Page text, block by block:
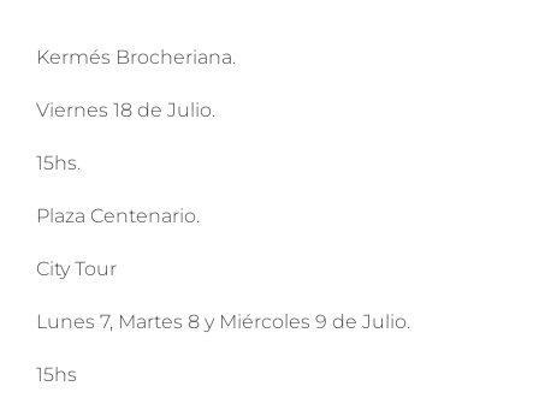
Kermés Brocheriana.
Viernes 18 de Julio.
15hs.
Plaza Centenario.
City Tour
Lunes 7, Martes 8 y Miércoles 9 de Julio.
15hs